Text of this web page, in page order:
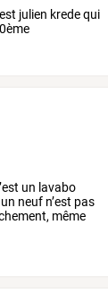
julien krede qui
un lavabo
un neuf n’est pas
même